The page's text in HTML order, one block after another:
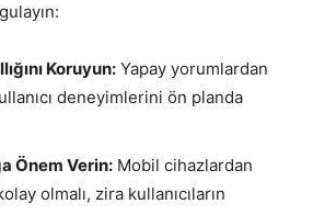
Koruyun: Yapay yorumlardan
deneyimlerini ön planda
Önem Verin: Mobil cihazlardan
olmalı, zira kullanıcıların